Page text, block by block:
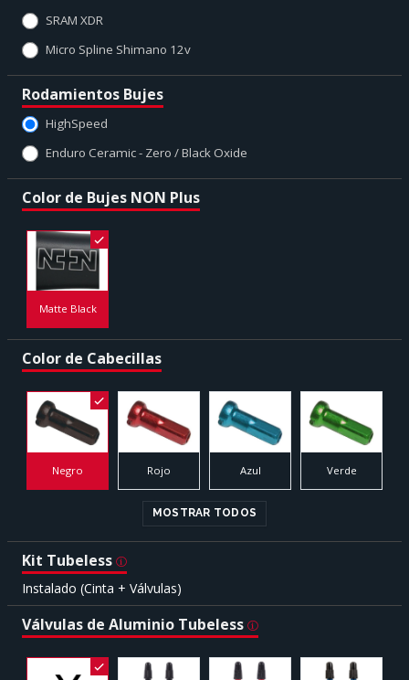
SRAM XDR
Micro Spline Shimano 12v
Rodamientos Bujes
HighSpeed
Enduro Ceramic - Zero / Black Oxide
Color de Bujes NON Plus
Matte Black
Color de Cabecillas
Negro Rojo Azul Verde
MOSTRAR TODOS
Kit Tubeless
Instalado (Cinta + Válvulas)
Válvulas de Aluminio Tubeless